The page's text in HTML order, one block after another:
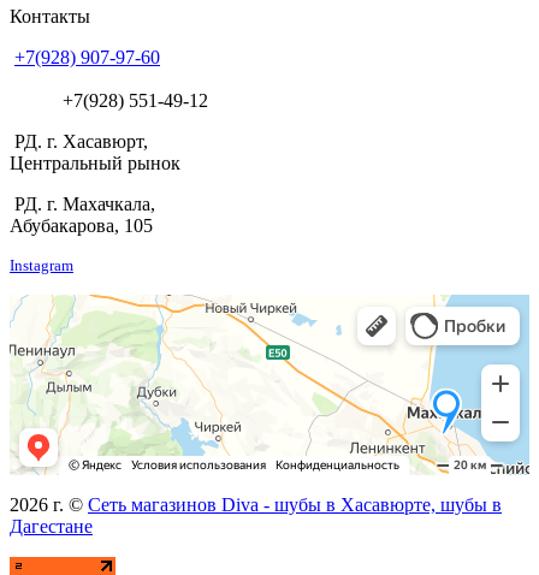
Контакты
+7(928) 907-97-60
+7(928) 551-49-12
РД. г. Хасавюрт,
Центральный рынок
РД. г. Махачкала,
Абубакарова, 105
Instagram
2026 г. © Сеть магазинов Diva - шубы в Хасавюрте, шубы в
Дагестане